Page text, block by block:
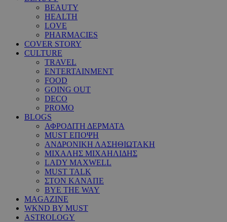
BEAUTY
HEALTH
LOVE
PHARMACIES
COVER STORY
CULTURE
TRAVEL
ENTERTAINMENT
FOOD
GOING OUT
DECO
PROMO
BLOGS
ΑΦΡΟΔΙΤΗ ΔΕΡΜΑΤΑ
MUST ΕΠΟΨΗ
ΑΝΔΡΟΝΙΚΗ ΛΑΣΗΘΙΩΤΑΚΗ
ΜΙΧΑΛΗΣ ΜΙΧΑΗΛΙΔΗΣ
LADY MAXWELL
MUST TALK
ΣΤΟΝ ΚΑΝΑΠΕ
BYE THE WAY
MAGAZINE
WKND BY MUST
ASTROLOGY